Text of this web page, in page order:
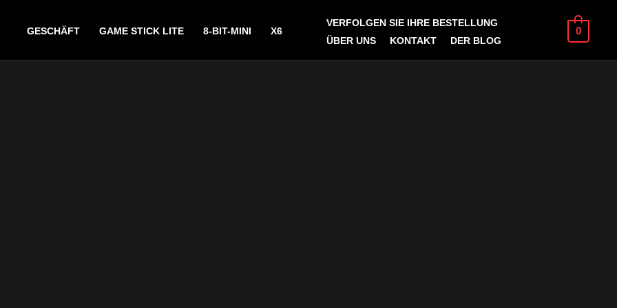
GESCHÄFT GAME STICK LITE 8-BIT-MINI X6
VERFOLGEN SIE IHRE BESTELLUNG
ÜBER UNS
KONTAKT DER BLOG
0